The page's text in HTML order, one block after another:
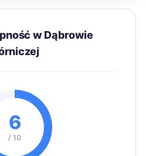
w Dąbrowie
6
/ 10